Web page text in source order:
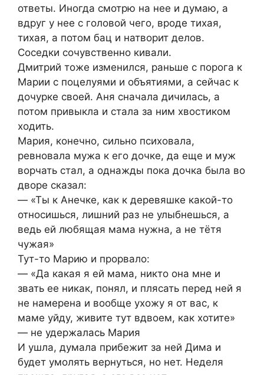
ответы. Иногда смотрю на нее и думаю, а
вдруг у нее с головой чего, вроде тихая,
тихая, а потом бац и натворит делов.
Соседки сочувственно кивали.
Дмитрий тоже изменился, раньше с порога к
Марии с поцелуями и объятиями, а сейчас к
дочурке своей. Аня сначала дичилась, а
потом привыкла и стала за ним хвостиком
ходить.
Мария, конечно, сильно психовала,
ревновала мужа к его дочке, да еще и муж
ворчать стал, а однажды пока дочка была во
дворе сказал:
— «Ты к Анечке, как к деревяшке какой-то
относишься, лишний раз не улыбнешься, а
ведь ей любящая мама нужна, а не тётя
чужая»
Тут-то Марию и прорвало:
— «Да какая я ей мама, никто она мне и
звать ее никак, понял, и плясать перед ней я
не намерена и вообще ухожу я от вас, к
маме уйду, живите тут вдвоем, как хотите»
— не удержалась Мария
И ушла, думала прибежит за ней Дима и
будет умолять вернуться, но нет. Неделя